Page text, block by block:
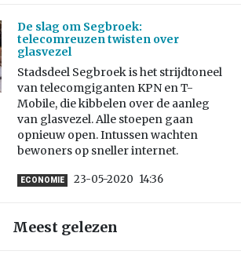
De slag om Segbroek:
telecomreuzen twisten over
glasvezel
Stadsdeel Segbroek is het strijdtoneel
van telecomgiganten KPN en T-
Mobile, die kibbelen over de aanleg
van glasvezel. Alle stoepen gaan
opnieuw open. Intussen wachten
bewoners op sneller internet.
ECONOMIE 23-05-2020 14:36
Meest gelezen